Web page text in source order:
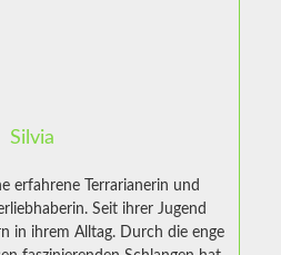
Silvia
erfahrene Terrarianerin und
Seit ihrer Jugend
in ihrem Alltag. Durch die enge